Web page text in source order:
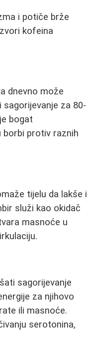
i potiče brže
kofeina
dnevno može
za 80-
bogat
borbi protiv raznih
tijelu da lakše i
služi kao okidač
masnoće u
sagorijevanje
za njihovo
ili masnoće.
serotonina,